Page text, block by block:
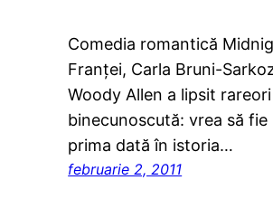
Comedia romantică
Franţei, Carla Bruni-
Woody Allen a lipsit
binecunoscută: vrea să
prima dată în istoria…
februarie 2, 2011